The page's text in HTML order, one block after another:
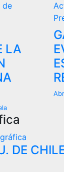
de
LA
DE